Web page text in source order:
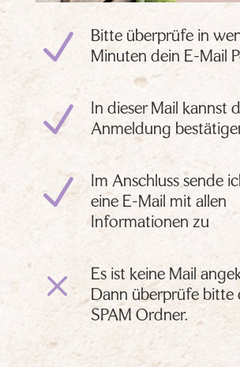
N
Bitte überprüfe in
Minuten dein E-Mail
N
In dieser Mail kannst
Anmeldung
N
Im Anschluss sende
eine E-Mail mit allen
Informationen zu
M
Es ist keine Mail
Dann überprüfe bitte
SPAM Ordner.